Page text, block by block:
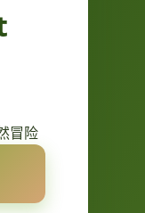
冒险